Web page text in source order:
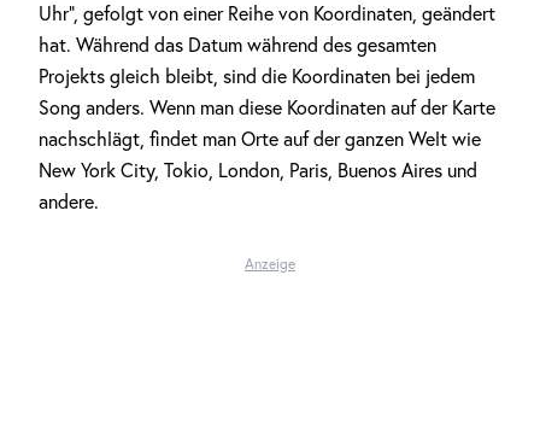
Uhr“, gefolgt von einer Reihe von Koordinaten, geändert
hat. Während das Datum während des gesamten
Projekts gleich bleibt, sind die Koordinaten bei jedem
Song anders. Wenn man diese Koordinaten auf der Karte
nachschlägt, findet man Orte auf der ganzen Welt wie
New York City, Tokio, London, Paris, Buenos Aires und
andere.
Anzeige